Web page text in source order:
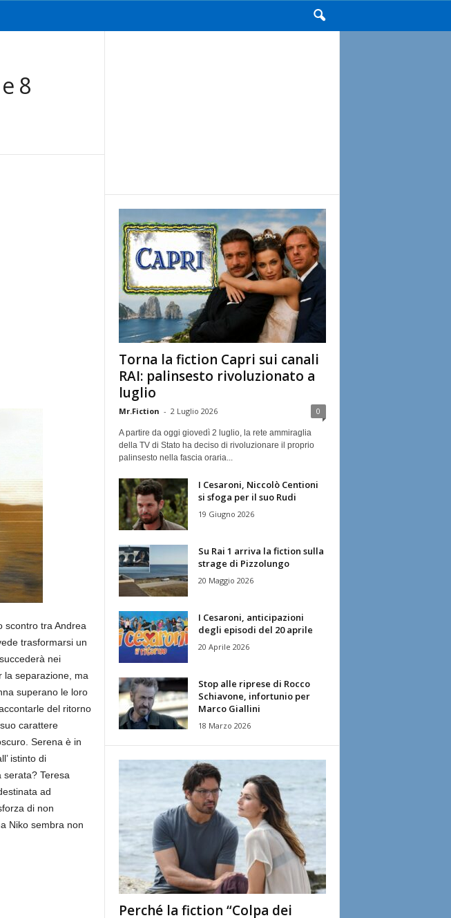
8
scontro tra Andrea
trasformarsi un
nei
la separazione, ma
superano le loro
del ritorno
carattere
Serena è in
istinto di
serata? Teresa
ad
di non
Niko sembra non
Torna la fiction Capri sui canali
RAI: palinsesto rivoluzionato a
luglio
Mr.Fiction - 2 Luglio 2026 0
A partire da oggi giovedì 2 luglio, la rete ammiraglia
della TV di Stato ha deciso di rivoluzionare il proprio
palinsesto nella fascia oraria...
I Cesaroni, Niccolò Centioni
si sfoga per il suo Rudi
19 Giugno 2026
Su Rai 1 arriva la fiction sulla
strage di Pizzolungo
20 Maggio 2026
I Cesaroni, anticipazioni
degli episodi del 20 aprile
20 Aprile 2026
Stop alle riprese di Rocco
Schiavone, infortunio per
Marco Giallini
18 Marzo 2026
Perché la fiction “Colpa dei